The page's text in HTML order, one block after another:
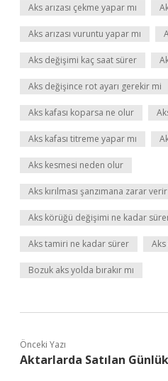
Aks arızası çekme yapar mı
Aks arızası vuruntu yapar mı
Aks değişimi kaç saat sürer
Aks değişince rot ayarı gerekir mi
Aks kafası koparsa ne olur
Aks kafası titreme yapar mı
Aks kesmesi neden olur
Aks kırılması şanzımana zarar
Aks körüğü değişimi ne kadar
Aks tamiri ne kadar sürer
Bozuk aks yolda bırakır mı
Önceki Yazı
Aktarlarda Satılan